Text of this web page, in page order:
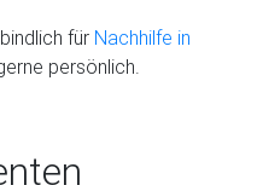
für Nachhilfe in
persönlich.